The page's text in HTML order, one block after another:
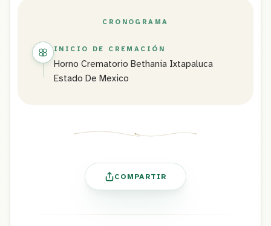
CRONOGRAMA
INICIO DE CREMACIÓN
Horno Crematorio Bethania Ixtapaluca
Estado De Mexico
COMPARTIR